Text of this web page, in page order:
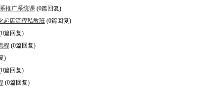
推广系统课(0篇回复)
起店流程私教班(0篇回复)
篇回复)
程 (0篇回复)
)
篇回复)
(0篇回复)